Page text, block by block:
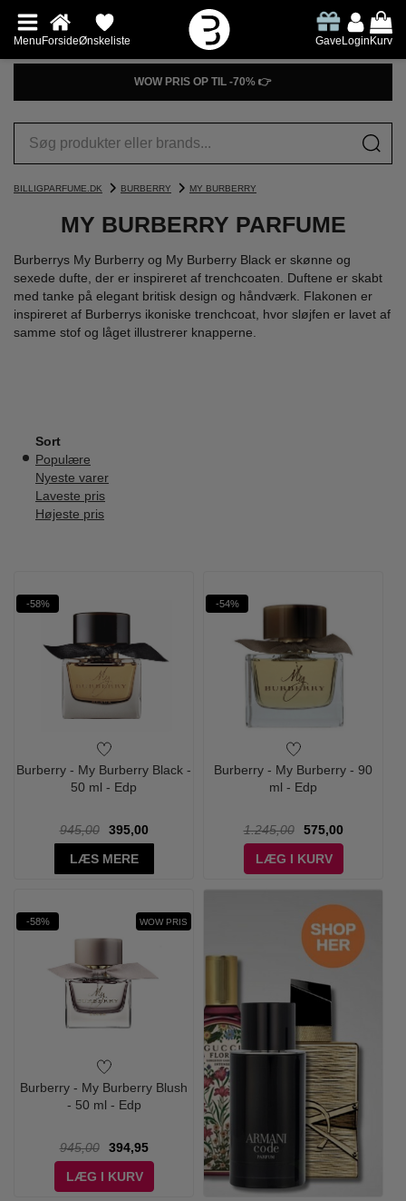
MenuForsideØnskeliste GaveLoginKurv
WOW PRIS OP TIL -70% 👉
BILLIGPARFUME.DK BURBERRY MY BURBERRY
MY BURBERRY PARFUME
Burberrys My Burberry og My Burberry Black er skønne og
sexede dufte, der er inspireret af trenchcoaten. Duftene er skabt
med tanke på elegant britisk design og håndværk. Flakonen er
inspireret af Burberrys ikoniske trenchcoat, hvor sløjfen er lavet af
samme stof og låget illustrerer knapperne.
Sort
Populære
Nyeste varer
Laveste pris
Højeste pris
-58%
Burberry - My Burberry Black -
50 ml - Edp
945,00
395,00
LÆS MERE
-54%
Burberry - My Burberry - 90
ml - Edp
1.245,00
575,00
LÆG I KURV
-58% WOW PRIS
Burberry - My Burberry Blush
- 50 ml - Edp
945,00
394,95
LÆG I KURV